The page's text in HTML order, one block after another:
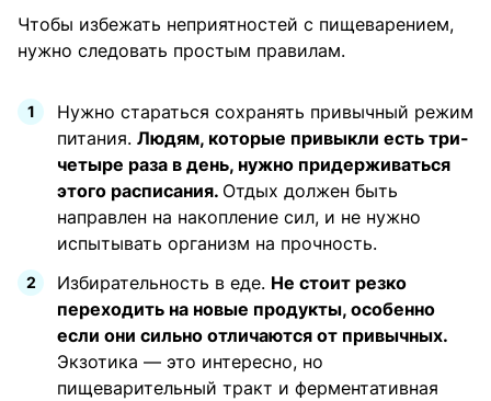
Чтобы избежать неприятностей с пищеварением,
нужно следовать простым правилам.
Нужно стараться сохранять привычный режим
питания. Людям, которые привыкли есть три-
четыре раза в день, нужно придерживаться
этого расписания. Отдых должен быть
направлен на накопление сил, и не нужно
испытывать организм на прочность.
Избирательность в еде. Не стоит резко
переходить на новые продукты, особенно
если они сильно отличаются от привычных.
Экзотика — это интересно, но
пищеварительный тракт и ферментативная